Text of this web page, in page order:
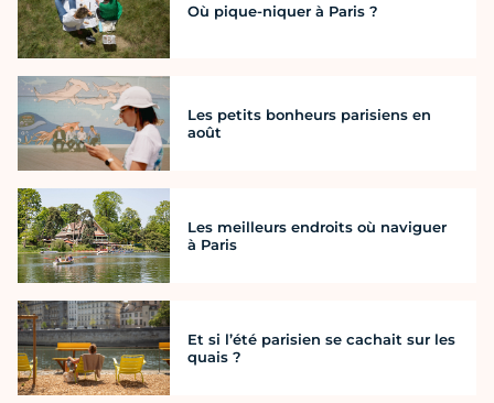
Où pique-niquer à Paris ?
Les petits bonheurs parisiens en
août
Les meilleurs endroits où naviguer
à Paris
Et si l’été parisien se cachait sur les
quais ?